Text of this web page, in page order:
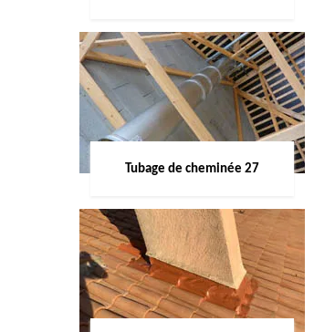
Tubage de cheminée 27